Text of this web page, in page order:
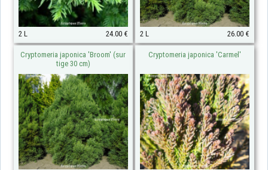
2 L 24.00 € 2 L 26.00 €
Cryptomeria japonica 'Broom' (sur
tige 30 cm)
Cryptomeria japonica 'Carmel'